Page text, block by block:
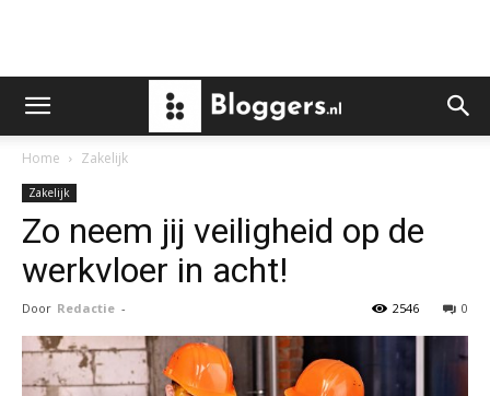
Home Zakelijk
Zakelijk
Zo neem jij veiligheid op de
werkvloer in acht!
Door Redactie - 0
2546